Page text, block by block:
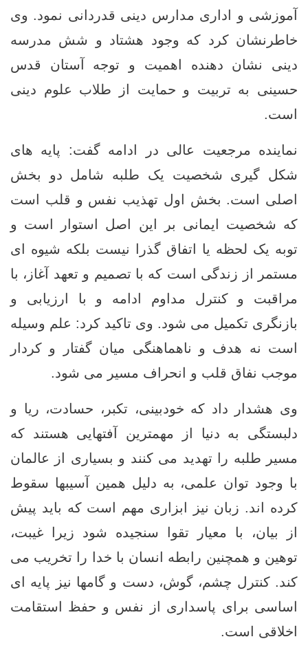
آموزشی و اداری مدارس دینی قدردانی نمود. وی
خاطرنشان کرد که وجود هشتاد و شش مدرسه
دینی نشان دهنده اهمیت و توجه آستان قدس
حسینی به تربیت و حمایت از طلاب علوم دینی
است.
نماینده مرجعیت عالی در ادامه گفت: پایه‌ های
شکل گیری شخصیت یک طلبه شامل دو بخش
اصلی است. بخش اول تهذیب نفس و قلب است
که شخصیت ایمانی بر این اصل استوار است و
توبه یک لحظه یا اتفاق گذرا نیست بلکه شیوه‌ ای
مستمر از زندگی است که با تصمیم و تعهد آغاز، با
مراقبت و کنترل مداوم ادامه و با ارزیابی و
بازنگری تکمیل می‌ شود. وی تاکید کرد: علم وسیله
است نه هدف و ناهماهنگی میان گفتار و کردار
موجب نفاق قلب و انحراف مسیر می‌ شود.
وی هشدار داد که خودبینی، تکبر، حسادت، ریا و
دلبستگی به دنیا از مهمترین آفتهایی هستند که
مسیر طلبه را تهدید می ‌کنند و بسیاری از عالمان
با وجود توان علمی، به دلیل همین آسیبها سقوط
کرده ‌اند. زبان نیز ابزاری مهم است که باید پیش
از بیان، با معیار تقوا سنجیده شود زیرا غیبت،
توهین و همچنین رابطه انسان با خدا را تخریب می‌
کند. کنترل چشم، گوش، دست و گامها نیز پایه ‌ای
اساسی برای پاسداری از نفس و حفظ استقامت
اخلاقی است.